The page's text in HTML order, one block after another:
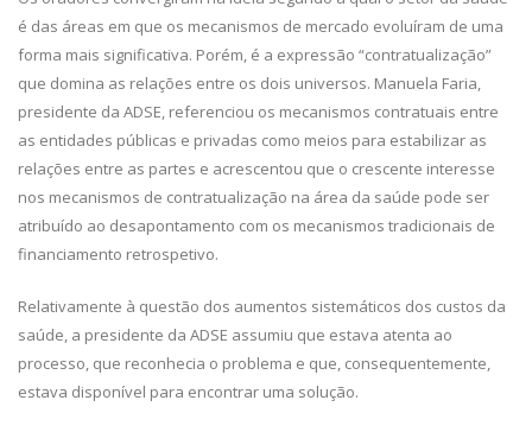
é das áreas em que os mecanismos de mercado evoluíram de uma
forma mais significativa. Porém, é a expressão “contratualização”
que domina as relações entre os dois universos. Manuela Faria,
presidente da ADSE, referenciou os mecanismos contratuais entre
as entidades públicas e privadas como meios para estabilizar as
relações entre as partes e acrescentou que o crescente interesse
nos mecanismos de contratualização na área da saúde pode ser
atribuído ao desapontamento com os mecanismos tradicionais de
financiamento retrospetivo.
Relativamente à questão dos aumentos sistemáticos dos custos da
saúde, a presidente da ADSE assumiu que estava atenta ao
processo, que reconhecia o problema e que, consequentemente,
estava disponível para encontrar uma solução.